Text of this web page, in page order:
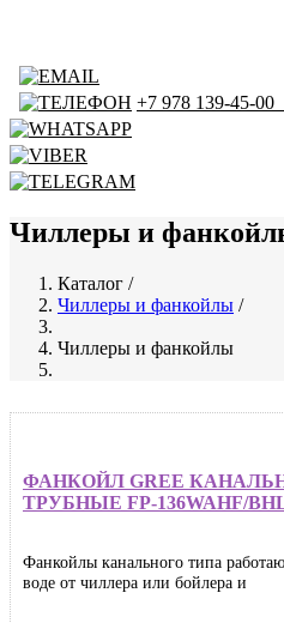
+7 978 139-45-00
Чиллеры и
Строка
навигации
Каталог /
Чиллеры и фанкойлы /
Чиллеры и фанкойлы
ФАНКОЙЛ GREE
ТРУБНЫЕ FP-136WAHF/
Фанкойлы канального типа
воде от чиллера или бойлера и